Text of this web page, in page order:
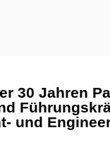
30 Jahren
und